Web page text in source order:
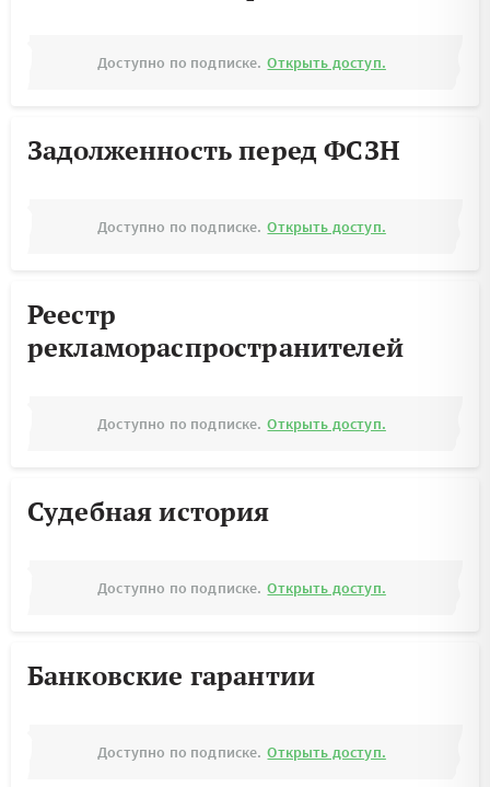
Доступно по подписке. Открыть доступ.
Задолженность перед ФСЗН
Доступно по подписке. Открыть доступ.
Реестр
рекламораспространителей
Доступно по подписке. Открыть доступ.
Судебная история
Доступно по подписке. Открыть доступ.
Банковские гарантии
Доступно по подписке. Открыть доступ.